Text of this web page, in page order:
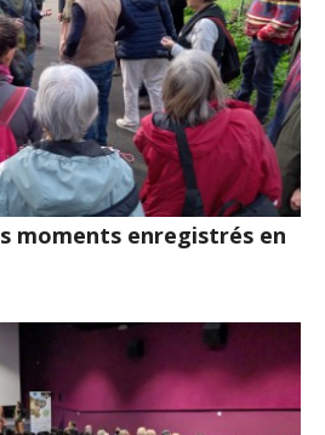
moments enregistrés en